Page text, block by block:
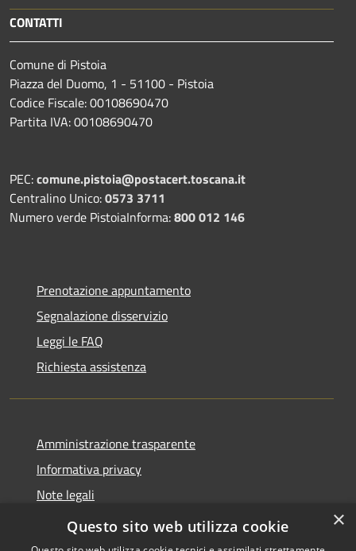
CONTATTI
Comune di Pistoia
Piazza del Duomo, 1 - 51100 - Pistoia
Codice Fiscale: 00108690470
Partita IVA: 00108690470
PEC:comune.pistoia@postacert.toscana.it
Centralino Unico:0573 3711
Numero verde PistoiaInforma:800 012 146
Prenotazione appuntamento
Segnalazione disservizio
Leggi le FAQ
Richiesta assistenza
Amministrazione trasparente
Informativa privacy
Note legali
Dichiarazione di accessibilità
×
Questo sito web utilizza cookie